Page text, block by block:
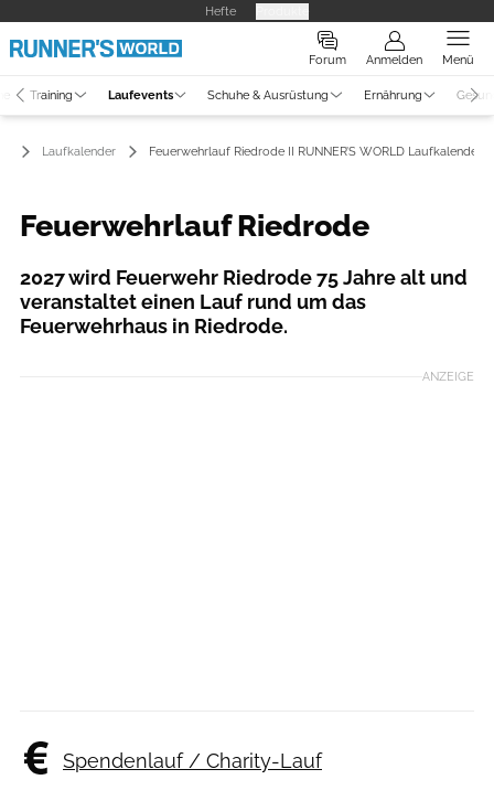
Hefte
Forum Anmelden Menü
Training Laufevents Schuhe & Ausrüstung Ernährung
Laufkalender Feuerwehrlauf Riedrode II RUNNER’S WORLD Laufkalender
Feuerwehrlauf Riedrode
2027 wird Feuerwehr Riedrode 75 Jahre alt und
veranstaltet einen Lauf rund um das
Feuerwehrhaus in Riedrode.
ANZEIGE
Spendenlauf / Charity-Lauf